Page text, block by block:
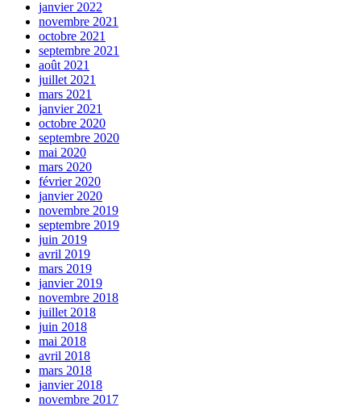
janvier 2022
novembre 2021
octobre 2021
septembre 2021
août 2021
juillet 2021
mars 2021
janvier 2021
octobre 2020
septembre 2020
mai 2020
mars 2020
février 2020
janvier 2020
novembre 2019
septembre 2019
juin 2019
avril 2019
mars 2019
janvier 2019
novembre 2018
juillet 2018
juin 2018
mai 2018
avril 2018
mars 2018
janvier 2018
novembre 2017